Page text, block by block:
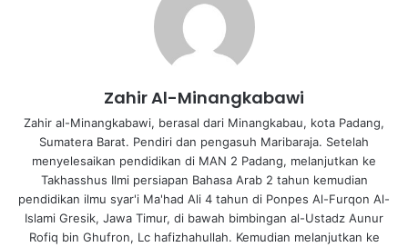
Zahir Al-Minangkabawi
Zahir al-Minangkabawi, berasal dari Minangkabau, kota Padang,
Sumatera Barat. Pendiri dan pengasuh Maribaraja. Setelah
menyelesaikan pendidikan di MAN 2 Padang, melanjutkan ke
Takhasshus Ilmi persiapan Bahasa Arab 2 tahun kemudian
pendidikan ilmu syar'i Ma'had Ali 4 tahun di Ponpes Al-Furqon Al-
Islami Gresik, Jawa Timur, di bawah bimbingan al-Ustadz Aunur
Rofiq bin Ghufron, Lc hafizhahullah. Kemudian melanjutkan ke